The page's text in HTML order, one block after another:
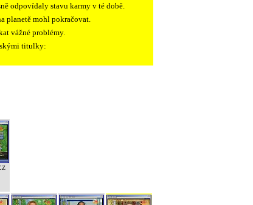
odpovídaly stavu karmy v té době.
planetě mohl pokračovat.
vážné problémy.
titulky: